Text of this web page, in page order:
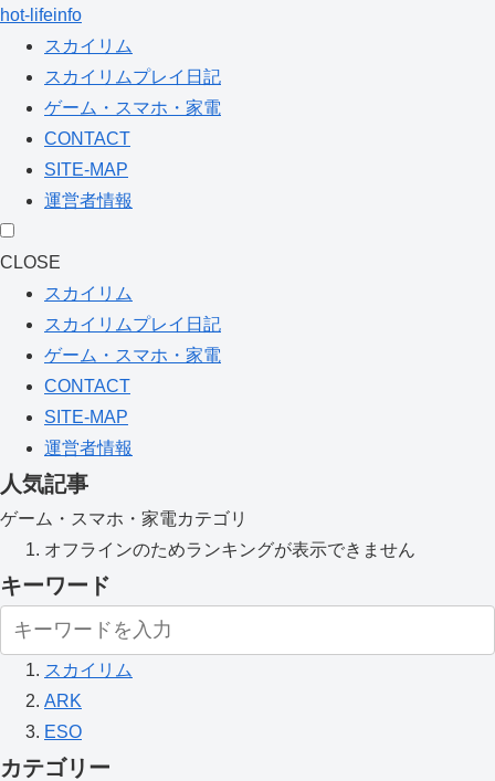
hot-lifeinfo
スカイリム
スカイリムプレイ日記
ゲーム・スマホ・家電
CONTACT
SITE-MAP
運営者情報
CLOSE
スカイリム
スカイリムプレイ日記
ゲーム・スマホ・家電
CONTACT
SITE-MAP
運営者情報
人気記事
ゲーム・スマホ・家電カテゴリ
オフラインのためランキングが表示できません
キーワード
スカイリム
ARK
ESO
カテゴリー